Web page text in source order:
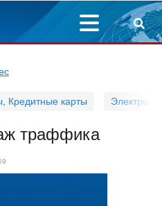
Кредитные карты
траффика